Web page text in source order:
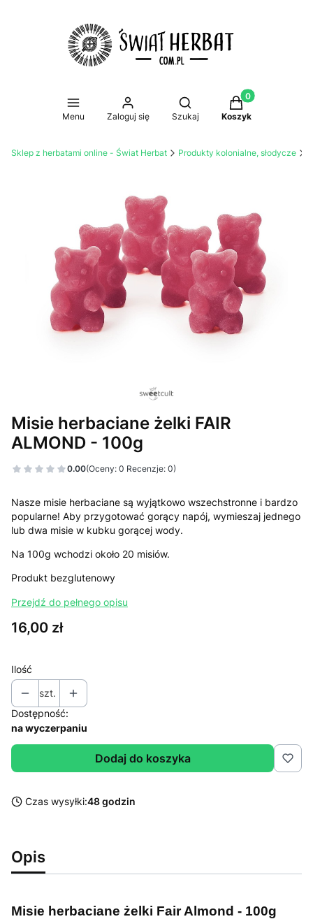
Menu Zaloguj się
Otwórz wyszukiwarkę
Szukaj
Produkty w
Koszyk
Sklep z herbatami online - Świat Herbat Produkty kolonialne, słodycze
Misie herbaciane żelki FAIR
ALMOND - 100g
0.00(Oceny: 0 Recenzje: 0)
Nasze misie herbaciane są wyjątkowo wszechstronne i bardzo
popularne! Aby przygotować gorący napój, wymieszaj jednego
lub dwa misie w kubku gorącej wody.
Na 100g wchodzi około 20 misiów.
Produkt bezglutenowy
Przejdź do pełnego opisu
Cena
16,00 zł
Ilość
szt.
Dostępność:
na wyczerpaniu
Dodaj do koszyka
Czas wysyłki:48 godzin
Opis
Misie herbaciane żelki Fair Almond - 100g